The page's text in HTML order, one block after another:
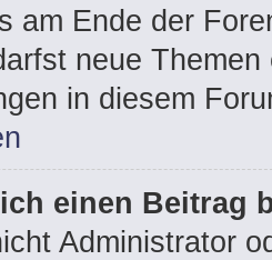
am Ende der
neue Themen
in diesem
einen Beitrag
Administrator